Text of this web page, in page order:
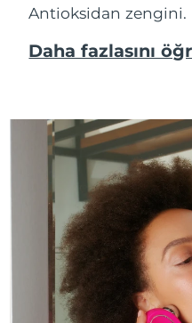
Antioksidan
Daha fazlasını